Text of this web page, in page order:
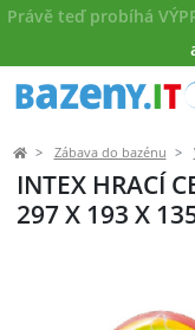
Právě teď probíhá
Zábava do bazénu
INTEX HRACÍ
297 X 193 X